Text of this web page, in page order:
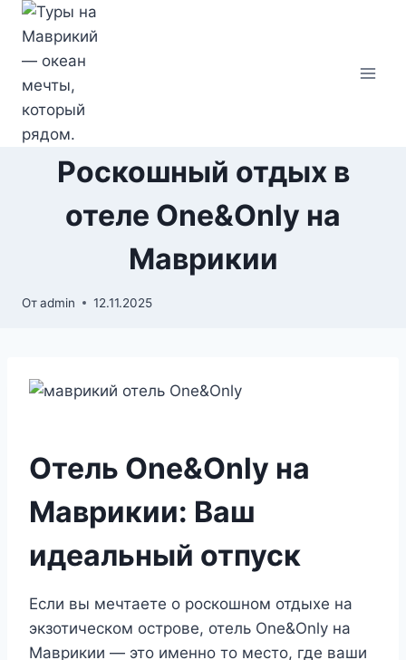
Перейти
содержимому
Роскошный отдых в
отеле One&Only на
Маврикии
Отadmin 12.11.2025
Отель One&Only на
Маврикии: Ваш
идеальный отпуск
Если вы мечтаете о роскошном отдыхе на
экзотическом острове, отель One&Only на
Маврикии — это именно то место, где ваши